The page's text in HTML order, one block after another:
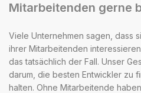
Mitarbeitenden gerne
Viele Unternehmen sagen, dass
ihrer Mitarbeitenden
das tatsächlich der Fall. Unser
darum, die besten Entwickler zu
halten. Ohne Mitarbeitende